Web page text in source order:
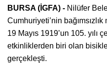
BURSA (İGFA) - Nilüfer
Cumhuriyeti’nin
19 Mayıs 1919’un 105. yılı
etkinliklerden biri olan
gerçekleşti.